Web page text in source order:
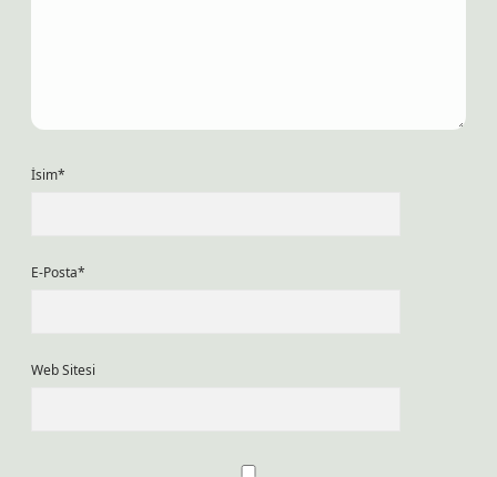
İsim*
E-Posta*
Web Sitesi